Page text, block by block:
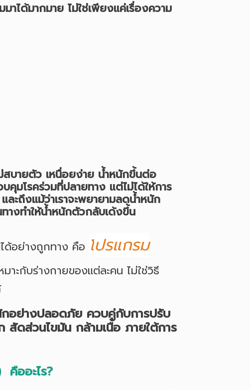
าได้มากมาย ไม่ใช่เพียงแค่เรื่องความ
บายตัว เหนื่อยง่าย น้ำหนักขึ้นต่อ
คุมโรคร่วมที่ปลายทาง แต่ไม่ได้ให้การ
ะถึงแม้ว่าเราจะพยายามลดน้ำหนัก
งทำให้น้ำหนักตัวกลับเด้งขึ้น
ด้อย่างถูกทาง คือ โปรแกรม
าะกับร่างกายของแต่ละคน ไม่ใช่วิธี
อย่างปลอดภัย ควบคู่กับการปรับ
สัดส่วนไขมัน กล้ามเนื้อ ภายใต้การ
คืออะไร?